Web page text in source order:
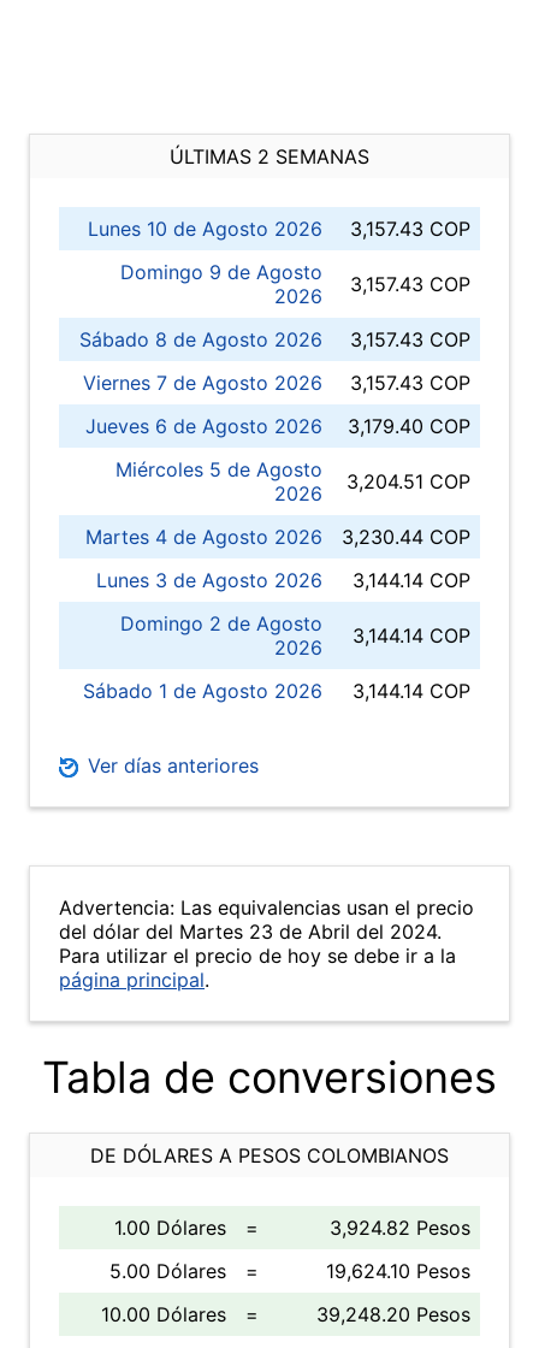
ÚLTIMAS 2 SEMANAS
Lunes 10 de Agosto 2026
3,157.43 COP
Domingo 9 de Agosto
2026
3,157.43 COP
Sábado 8 de Agosto 2026
3,157.43 COP
Viernes 7 de Agosto 2026
3,157.43 COP
Jueves 6 de Agosto 2026
3,179.40 COP
Miércoles 5 de Agosto
2026
3,204.51 COP
Martes 4 de Agosto 2026
3,230.44 COP
Lunes 3 de Agosto 2026
3,144.14 COP
Domingo 2 de Agosto
2026
3,144.14 COP
Sábado 1 de Agosto 2026 3,144.14 COP
Ver días anteriores
Advertencia: Las equivalencias usan el precio
del dólar del Martes 23 de Abril del 2024.
Para utilizar el precio de hoy se debe ir a la
página principal.
Tabla de conversiones
DE DÓLARES A PESOS COLOMBIANOS
1.00 Dólares =
3,924.82 Pesos
5.00 Dólares
=
19,624.10 Pesos
10.00 Dólares
=
39,248.20 Pesos